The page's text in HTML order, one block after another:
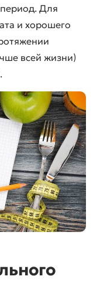
Для
и хорошего
всей жизни)